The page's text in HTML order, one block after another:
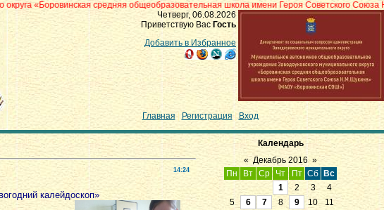
средняя общеобразовательная школа имени Героя Советского Союза Н.М.Щукина»
Четверг, 06.08.2026
Приветствую Вас Гость
Добавить в Избранное
Главная Регистрация Вход
14:24
калейдоскоп»
Календарь
« Декабрь 2016 »
Пн
Вт Ср Чт Пт Сб
Вс
1
2 3
4
5
6 7 8 9 10
11